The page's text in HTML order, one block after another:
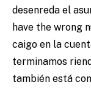
desenreda el
have the wrong
caigo en la
terminamos
también está